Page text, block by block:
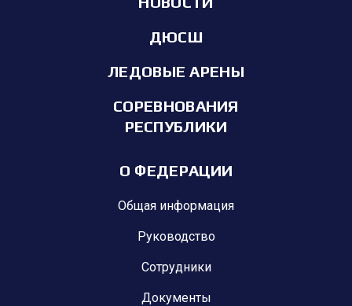
ДЮСШ
ЛЕДОВЫЕ АРЕНЫ
СОРЕВНОВАНИЯ
РЕСПУБЛИКИ
О ФЕДЕРАЦИИ
Общая информация
Руководство
Сотрудники
Документы